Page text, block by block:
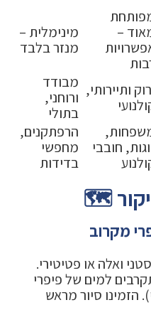
–
מינימלית –
מנזר בלבד
ותיירותי, מבודד
ורוחני,
בתולי
חובבי
הרפתקנים,
מחפשי
בדידות
🗺️
מקרוב
ואלה או פטיטירי.
למים של פיפרי
הזמינו סיור מראש